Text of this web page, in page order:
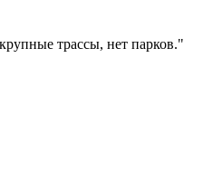
трассы, нет парков."